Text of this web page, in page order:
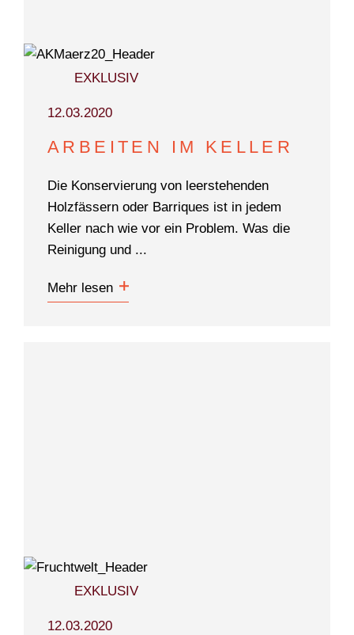
ABONNEMENT
E-PAPER
PDF-ARCHIV
INSERATE UND WERBUNG
MARKTPLATZ
AGENDA
EXKLUSIV
12.03.2020
ARBEITEN IM KELLER
Die Konservierung von leerstehenden
Holzfässern oder Barriques ist in jedem
Keller nach wie vor ein Problem. Was die
Reinigung und ...
Mehr lesen
EXKLUSIV
12.03.2020